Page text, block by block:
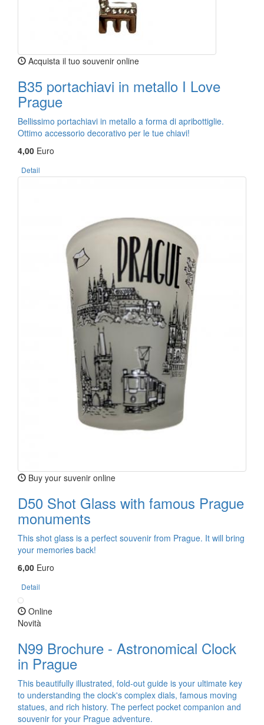
Acquista il tuo souvenir online
B35 portachiavi in metallo I Love
Prague
Bellissimo portachiavi in metallo a forma di apribottiglie.
Ottimo accessorio decorativo per le tue chiavi!
4,00 Euro
Detail
Buy your suvenir online
D50 Shot Glass with famous Prague
monuments
This shot glass is a perfect souvenir from Prague. It will bring
your memories back!
6,00 Euro
Detail
Online
Novità
N99 Brochure - Astronomical Clock
in Prague
This beautifully illustrated, fold-out guide is your ultimate key
to understanding the clock's complex dials, famous moving
statues, and rich history. The perfect pocket companion and
souvenir for your Prague adventure.